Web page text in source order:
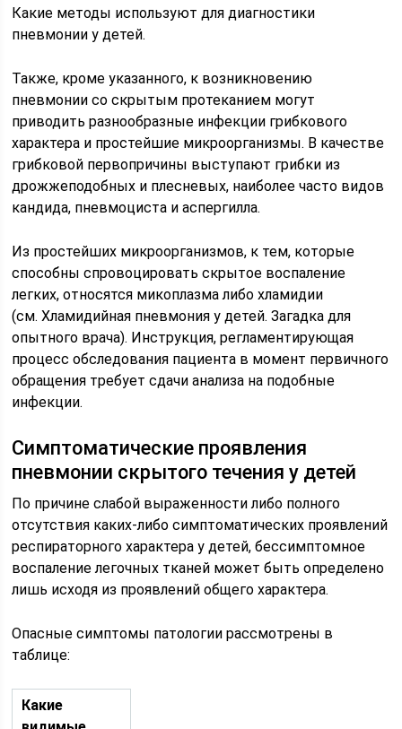
Какие методы используют для диагностики
пневмонии у детей.
Также, кроме указанного, к возникновению
пневмонии со скрытым протеканием могут
приводить разнообразные инфекции грибкового
характера и простейшие микроорганизмы. В качестве
грибковой первопричины выступают грибки из
дрожжеподобных и плесневых, наиболее часто видов
кандида, пневмоциста и аспергилла.
Из простейших микроорганизмов, к тем, которые
способны спровоцировать скрытое воспаление
легких, относятся микоплазма либо хламидии
(см. Хламидийная пневмония у детей. Загадка для
опытного врача). Инструкция, регламентирующая
процесс обследования пациента в момент первичного
обращения требует сдачи анализа на подобные
инфекции.
Симптоматические проявления
пневмонии скрытого течения у детей
По причине слабой выраженности либо полного
отсутствия каких-либо симптоматических проявлений
респираторного характера у детей, бессимптомное
воспаление легочных тканей может быть определено
лишь исходя из проявлений общего характера.
Опасные симптомы патологии рассмотрены в
таблице:
Какие